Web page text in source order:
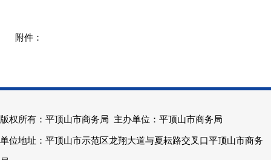
版权所有：平顶山市商务局 主办单位：平顶山市商务局
单位地址：平顶山市示范区龙翔大道与夏耘路交叉口平顶山市商务